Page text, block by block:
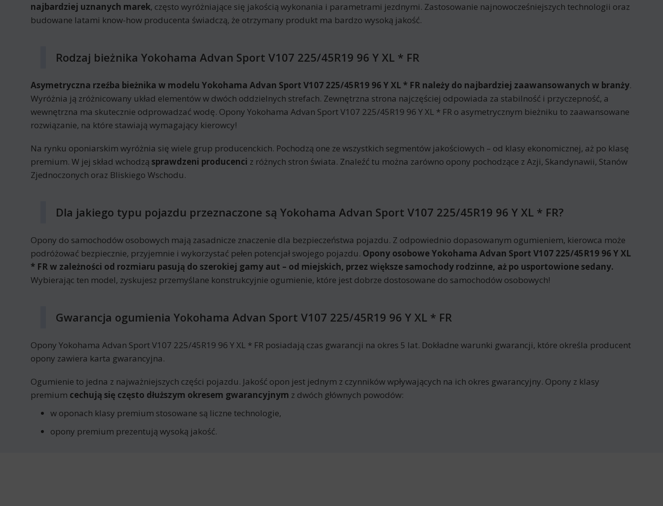
najbardziej uznanych marek, często wyróżniające się jakością wykonania i parametrami jezdnymi. Zastosowanie najnowocześniejszych technologii oraz
budowane latami know-how producenta świadczą, że otrzymany produkt ma bardzo wysoką jakość.
Rodzaj bieżnika Yokohama Advan Sport V107 225/45R19 96 Y XL * FR
Asymetryczna rzeźba bieżnika w modelu Yokohama Advan Sport V107 225/45R19 96 Y XL * FR należy do najbardziej zaawansowanych w branży.
Wyróżnia ją zróżnicowany układ elementów w dwóch oddzielnych strefach. Zewnętrzna strona najczęściej odpowiada za stabilność i przyczepność, a
wewnętrzna ma skutecznie odprowadzać wodę. Opony Yokohama Advan Sport V107 225/45R19 96 Y XL * FR o asymetrycznym bieżniku to zaawansowane
rozwiązanie, na które stawiają wymagający kierowcy!
Na rynku oponiarskim wyróżnia się wiele grup producenckich. Pochodzą one ze wszystkich segmentów jakościowych – od klasy ekonomicznej, aż po klasę
premium. W jej skład wchodzą sprawdzeni producenci z różnych stron świata. Znaleźć tu można zarówno opony pochodzące z Azji, Skandynawii, Stanów
Zjednoczonych oraz Bliskiego Wschodu.
Dla jakiego typu pojazdu przeznaczone są Yokohama Advan Sport V107 225/45R19 96 Y XL * FR?
Opony do samochodów osobowych mają zasadnicze znaczenie dla bezpieczeństwa pojazdu. Z odpowiednio dopasowanym ogumieniem, kierowca może
podróżować bezpiecznie, przyjemnie i wykorzystać pełen potencjał swojego pojazdu. Opony osobowe Yokohama Advan Sport V107 225/45R19 96 Y XL
* FR w zależności od rozmiaru pasują do szerokiej gamy aut – od miejskich, przez większe samochody rodzinne, aż po usportowione sedany.
Wybierając ten model, zyskujesz przemyślane konstrukcyjnie ogumienie, które jest dobrze dostosowane do samochodów osobowych!
Gwarancja ogumienia Yokohama Advan Sport V107 225/45R19 96 Y XL * FR
Opony Yokohama Advan Sport V107 225/45R19 96 Y XL * FR posiadają czas gwarancji na okres 5 lat. Dokładne warunki gwarancji, które określa producent
opony zawiera karta gwarancyjna.
Ogumienie to jedna z najważniejszych części pojazdu. Jakość opon jest jednym z czynników wpływających na ich okres gwarancyjny. Opony z klasy
premium cechują się często dłuższym okresem gwarancyjnym z dwóch głównych powodów:
w oponach klasy premium stosowane są liczne technologie,
opony premium prezentują wysoką jakość.